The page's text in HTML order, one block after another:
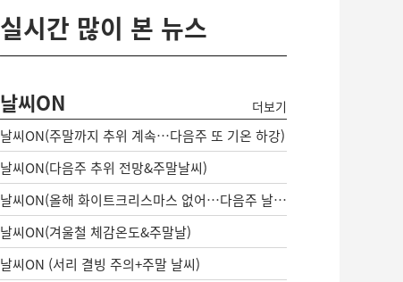
실시간 많이 본 뉴스
날씨ON 더보기
날씨ON(주말까지 추위 계속…다음주 또 기온 하강)
날씨ON(다음주 추위 전망&주말날씨)
날씨ON(올해 화이트크리스마스 없어…다음주 날씨는?)
날씨ON(겨울철 체감온도&주말날)
날씨ON (서리 결빙 주의+주말 날씨)